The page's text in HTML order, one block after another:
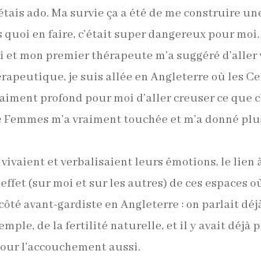
ado. Ma survie ça a été de me construire
en faire, c’était super dangereux pour moi.
mon premier thérapeute m’a suggéré d’aller
je suis allée en Angleterre où les
profond pour moi d’aller creuser ce que
m’a vraiment touchée et m’a donné
vivaient et verbalisaient leurs émotions, le lien
(sur moi et sur les autres) de ces espaces
avant-gardiste en Angleterre : on parlait
de la fertilité naturelle, et il y avait déjà
l’accouchement aussi.